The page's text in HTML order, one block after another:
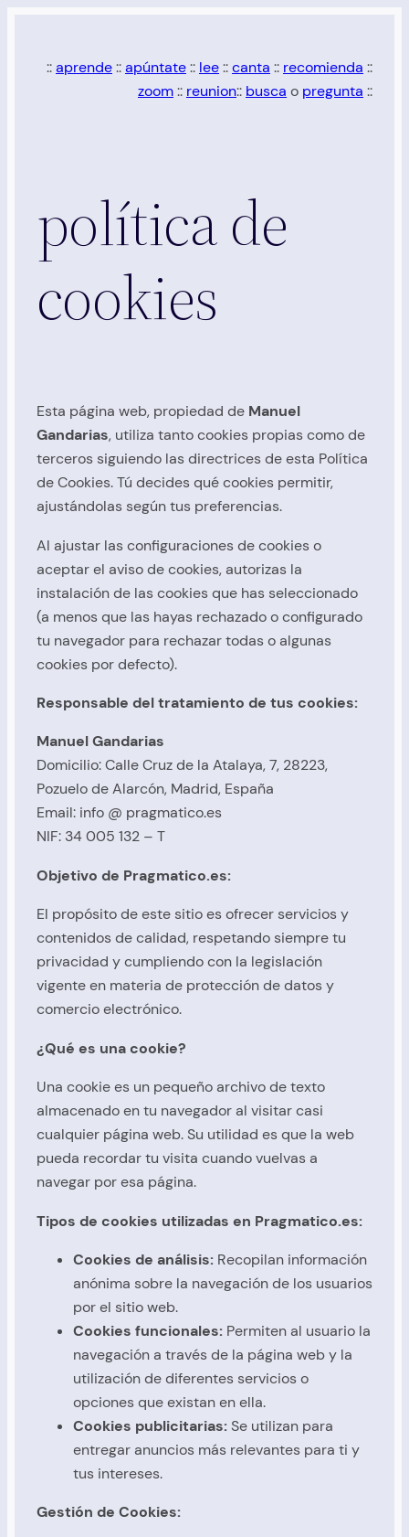
contenido
::aprende::apúntate:: lee::canta :: recomienda ::
zoom:: reunion:: busca o pregunta ::
política de
cookies
Esta página web, propiedad de Manuel
Gandarias, utiliza tanto cookies propias como de
terceros siguiendo las directrices de esta Política
de Cookies. Tú decides qué cookies permitir,
ajustándolas según tus preferencias.
Al ajustar las configuraciones de cookies o
aceptar el aviso de cookies, autorizas la
instalación de las cookies que has seleccionado
(a menos que las hayas rechazado o configurado
tu navegador para rechazar todas o algunas
cookies por defecto).
Responsable del tratamiento de tus cookies:
Manuel Gandarias
Domicilio: Calle Cruz de la Atalaya, 7, 28223,
Pozuelo de Alarcón, Madrid, España
Email: info @ pragmatico.es
NIF: 34 005 132 – T
Objetivo de Pragmatico.es:
El propósito de este sitio es ofrecer servicios y
contenidos de calidad, respetando siempre tu
privacidad y cumpliendo con la legislación
vigente en materia de protección de datos y
comercio electrónico.
¿Qué es una cookie?
Una cookie es un pequeño archivo de texto
almacenado en tu navegador al visitar casi
cualquier página web. Su utilidad es que la web
pueda recordar tu visita cuando vuelvas a
navegar por esa página.
Tipos de cookies utilizadas en Pragmatico.es:
Cookies de análisis: Recopilan información
anónima sobre la navegación de los usuarios
por el sitio web.
Cookies funcionales: Permiten al usuario la
navegación a través de la página web y la
utilización de diferentes servicios o
opciones que existan en ella.
Cookies publicitarias: Se utilizan para
entregar anuncios más relevantes para ti y
tus intereses.
Gestión de Cookies: